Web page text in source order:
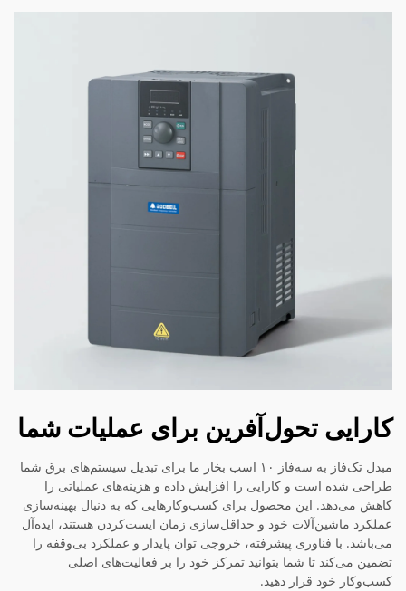
کارایی تحول‌آفرین برای عملیات شما
مبدل تک‌فاز به سه‌فاز ۱۰ اسب بخار ما برای تبدیل سیستم‌های برق شما
طراحی شده است و کارایی را افزایش داده و هزینه‌های عملیاتی را
کاهش می‌دهد. این محصول برای کسب‌وکارهایی که به دنبال بهینه‌سازی
عملکرد ماشین‌آلات خود و حداقل‌سازی زمان ایست‌کردن هستند، ایده‌آل
می‌باشد. با فناوری پیشرفته، خروجی توان پایدار و عملکرد بی‌وقفه را
تضمین می‌کند تا شما بتوانید تمرکز خود را بر فعالیت‌های اصلی
کسب‌وکار خود قرار دهید.